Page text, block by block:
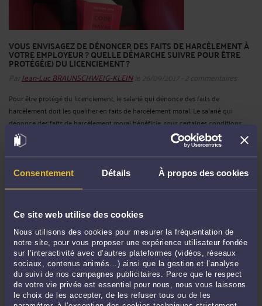
Consentement Détails À propos des cookies
Ce site web utilise des cookies
Nous utilisons des cookies pour mesurer la fréquentation de
notre site, pour vous proposer une expérience utilisateur fondée
sur l’interactivité avec d’autres plateformes (vidéos, réseaux
sociaux, contenus animés…) ainsi que la gestion et l’analyse
du suivi de nos campagnes publicitaires. Parce que le respect
de votre vie privée est essentiel pour nous, nous vous laissons
le choix de les accepter, de les refuser tous ou de les
VOUS ENVISAGEZ DE DÉNONCER DES FAITS DE HARCÈLEMENT À
VOTRE EMPLOYEUR ? QUELLE DÉMARCHE SUIVRE POUR ÊTRE
PROTÉGÉ(E) DU LICENCIEMENT ?
Par Jean-Luc BRAUNSCHWEIG-KLEINle 26/09/2017 - 2 commentaires
Pour être protégé du licenciement, le salarié qui dénonce des faits de
harcèlement doit les qualifier en faits de harcèlement moral. Le salarié qui
dénonce des faits de harcèlement moral bénéficie, sous certaines conditions,
d’une protection contre le licenciement et contre ...
Lire la suite >
PROJETS D’ORDONNANCES : LE POINT SUR LA RÉFORME DU
TRAVAIL ET LES ORDONNANCES PRÉSENTÉES LE 31 AOÛT
DERNIER